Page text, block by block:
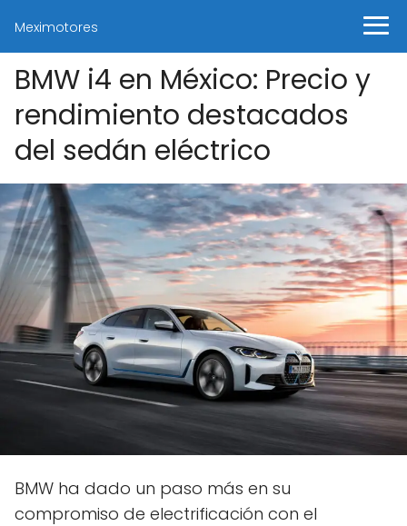
Meximotores
BMW i4 en México: Precio y
rendimiento destacados
del sedán eléctrico
BMW ha dado un paso más en su
compromiso de electrificación con el